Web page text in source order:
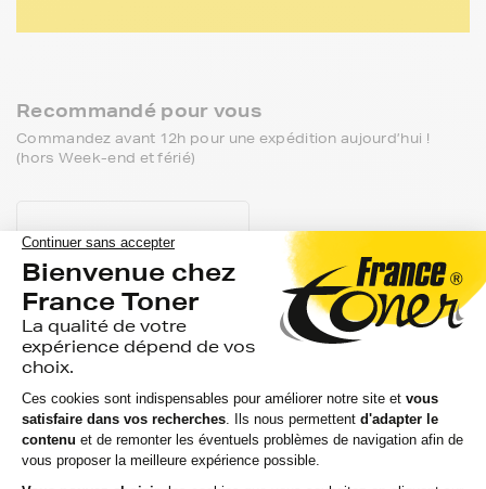
Recommandé pour vous
Commandez avant 12h pour une expédition aujourd’hui !
(hors Week-end et férié)
COMPATIBLE